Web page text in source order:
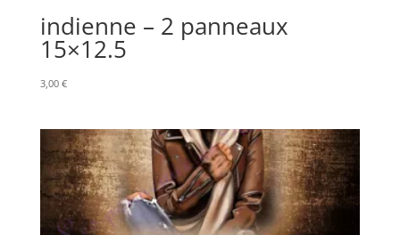
indienne – 2 panneaux
15×12.5
3,00 €